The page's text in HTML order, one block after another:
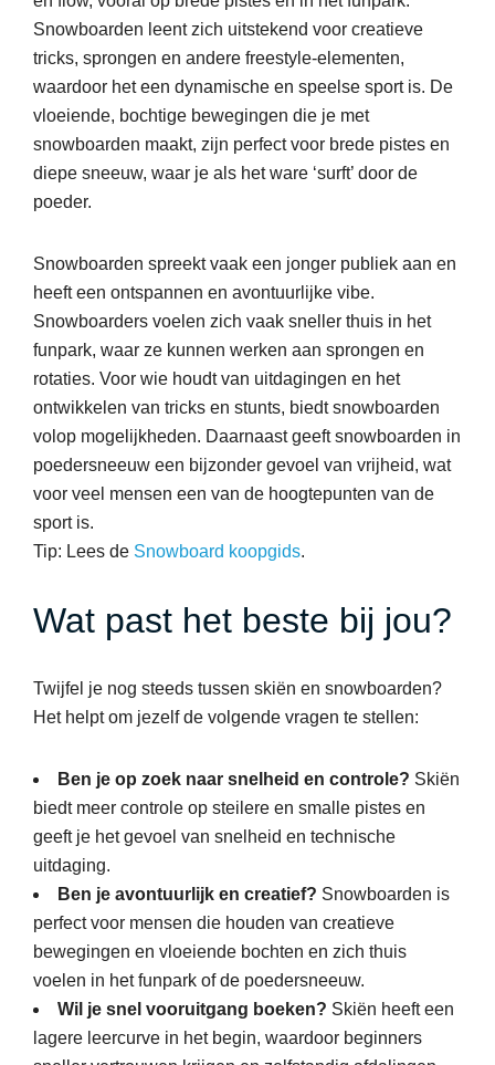
Snowboarden leent zich uitstekend voor creatieve
tricks, sprongen en andere freestyle-elementen,
waardoor het een dynamische en speelse sport is. De
vloeiende, bochtige bewegingen die je met
snowboarden maakt, zijn perfect voor brede pistes en
diepe sneeuw, waar je als het ware ‘surft’ door de
poeder.
Snowboarden spreekt vaak een jonger publiek aan en
heeft een ontspannen en avontuurlijke vibe.
Snowboarders voelen zich vaak sneller thuis in het
funpark, waar ze kunnen werken aan sprongen en
rotaties. Voor wie houdt van uitdagingen en het
ontwikkelen van tricks en stunts, biedt snowboarden
volop mogelijkheden. Daarnaast geeft snowboarden in
poedersneeuw een bijzonder gevoel van vrijheid, wat
voor veel mensen een van de hoogtepunten van de
sport is.
Tip: Lees de Snowboard koopgids.
Wat past het beste bij jou?
Twijfel je nog steeds tussen skiën en snowboarden?
Het helpt om jezelf de volgende vragen te stellen:
Ben je op zoek naar snelheid en controle? Skiën
biedt meer controle op steilere en smalle pistes en
geeft je het gevoel van snelheid en technische
uitdaging.
Ben je avontuurlijk en creatief? Snowboarden is
perfect voor mensen die houden van creatieve
bewegingen en vloeiende bochten en zich thuis
voelen in het funpark of de poedersneeuw.
Wil je snel vooruitgang boeken? Skiën heeft een
lagere leercurve in het begin, waardoor beginners